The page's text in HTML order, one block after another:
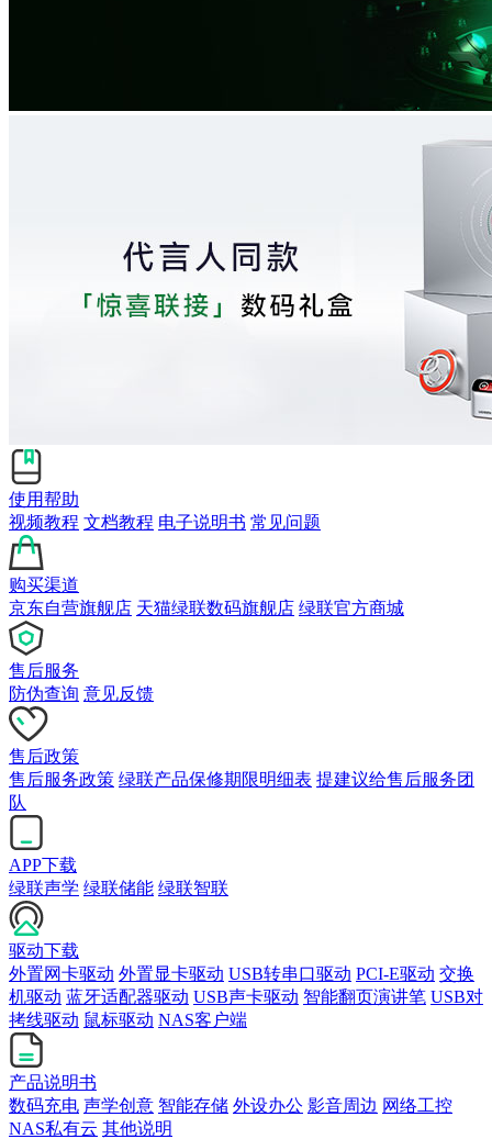
使用帮助
视频教程 文档教程 电子说明书 常见问题
购买渠道
京东自营旗舰店 天猫绿联数码旗舰店 绿联官方商城
售后服务
防伪查询 意见反馈
售后政策
售后服务政策 绿联产品保修期限明细表 提建议给售后服务团
队
APP下载
绿联声学 绿联储能 绿联智联
驱动下载
外置网卡驱动 外置显卡驱动 USB转串口驱动 PCI-E驱动 交换
机驱动 蓝牙适配器驱动 USB声卡驱动 智能翻页演讲笔 USB对
拷线驱动 鼠标驱动 NAS客户端
产品说明书
数码充电 声学创意 智能存储 外设办公 影音周边 网络工控
NAS私有云 其他说明